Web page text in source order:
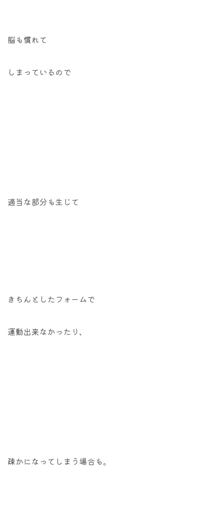
脳も慣れて
しまっているので
適当な部分も生じて
きちんとしたフォームで
運動出来なかったり、
疎かになってしまう場合も。